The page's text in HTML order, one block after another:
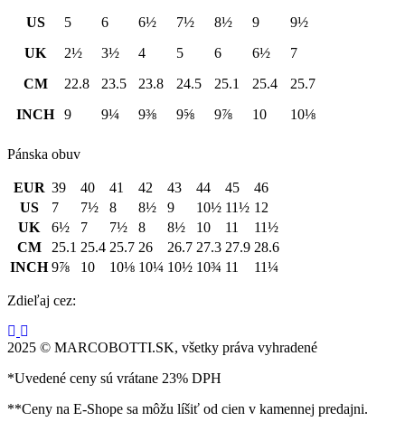
US
5 6 6½ 7½ 8½ 9
9½
UK
2½ 3½ 4 5 6 6½
7
CM
22.8 23.5 23.8 24.5 25.1 25.4
25.7
INCH
9 9¼ 9⅜ 9⅝ 9⅞ 10 10⅛
Pánska obuv
EUR 39 40 41 42 43 44 45
46
US
7 7½ 8 8½ 9 10½ 11½ 12
UK
6½ 7 7½ 8 8½ 10 11
11½
CM
25.1 25.4 25.7 26 26.7 27.3 27.9 28.6
INCH 9⅞ 10 10⅛ 10¼ 10½ 10¾ 11 11¼
Zdieľaj cez:
2025 © MARCOBOTTI.SK, všetky práva vyhradené
*Uvedené ceny sú vrátane 23% DPH
**Ceny na E-Shope sa môžu líšiť od cien v kamennej predajni.